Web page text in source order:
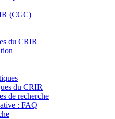
(CGC)
du CRIR
du CRIR
de recherche
: FAQ